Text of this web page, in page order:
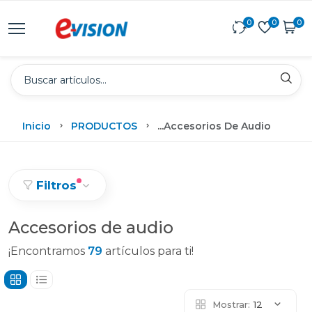
0 0 0
Inicio PRODUCTOS ...Accesorios De Audio
Filtros
Accesorios de audio
¡Encontramos 79 artículos para ti!
Mostrar: 12